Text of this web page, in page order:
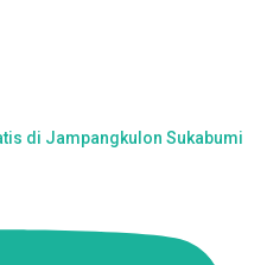
di Jampangkulon Sukabumi